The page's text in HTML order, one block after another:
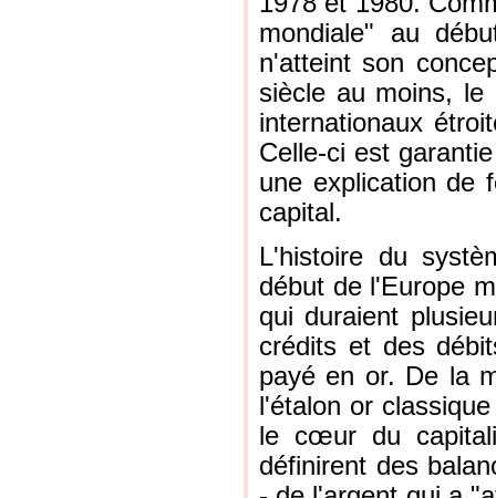
mondiale" au
n'atteint son
siècle au moins, le
internationaux
Celle-ci est
une explication de
capital.
L'histoire du
début de l'Europe
qui duraient
crédits et des
payé en or. De la
l'étalon or
le cœur du
définirent des